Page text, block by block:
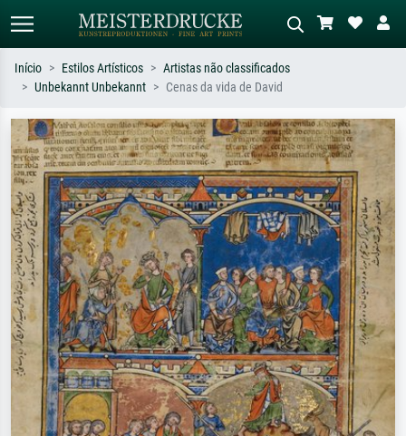
Pesquise por artista, título ou estilo –
ex: Monet, Noite Estrelada,
impressionismo, onda de Hokusai, nu.
Descreva a cena – ex: prado verde,
abstrato com muito vermelho, pintura
a óleo escura, nu em pé ao lado de
uma árvore.
Início Estilos Artísticos
Artistas não classificados
Unbekannt Unbekannt
Cenas da vida de David